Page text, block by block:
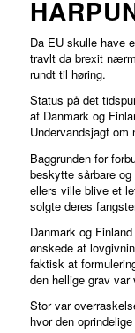
Da EU skulle have
travlt da brexit
rundt til høring.
Status på det
af Danmark og
Undervandsjagt om
Baggrunden for
beskytte sårbare
ellers ville blive et
solgte deres
Danmark og
ønskede at
faktisk at
den hellige grav var
Stor var
hvor den